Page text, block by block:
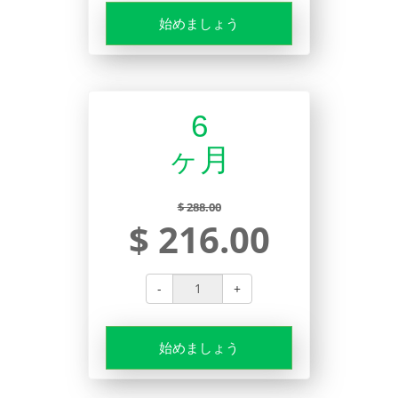
始めましょう
6
ヶ月
$ 288.00
$ 216.00
- +
始めましょう